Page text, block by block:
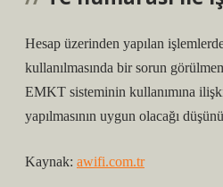
Hesap üzerinden yapılan
kullanılmasında bir sorun
EMKT sisteminin kullanımına
yapılmasının uygun olacağı
Kaynak: awifi.com.tr